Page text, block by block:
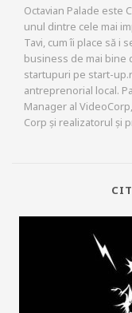
Octavian Palade este
unul dintre cele mai
Tavi, cum îi place să i
business de mai bine
startupuri pe start-
antreprenorial local.
Manager al
Corp și realizatorul și